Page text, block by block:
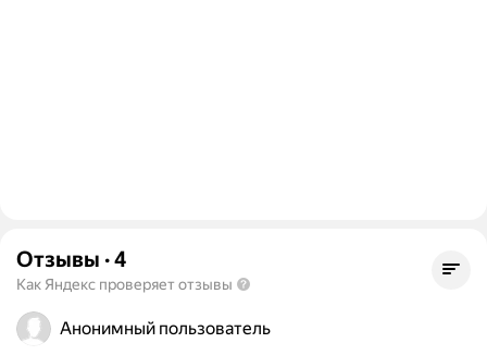
Отзывы ·4
Как Яндекс проверяет отзывы
Анонимный пользователь